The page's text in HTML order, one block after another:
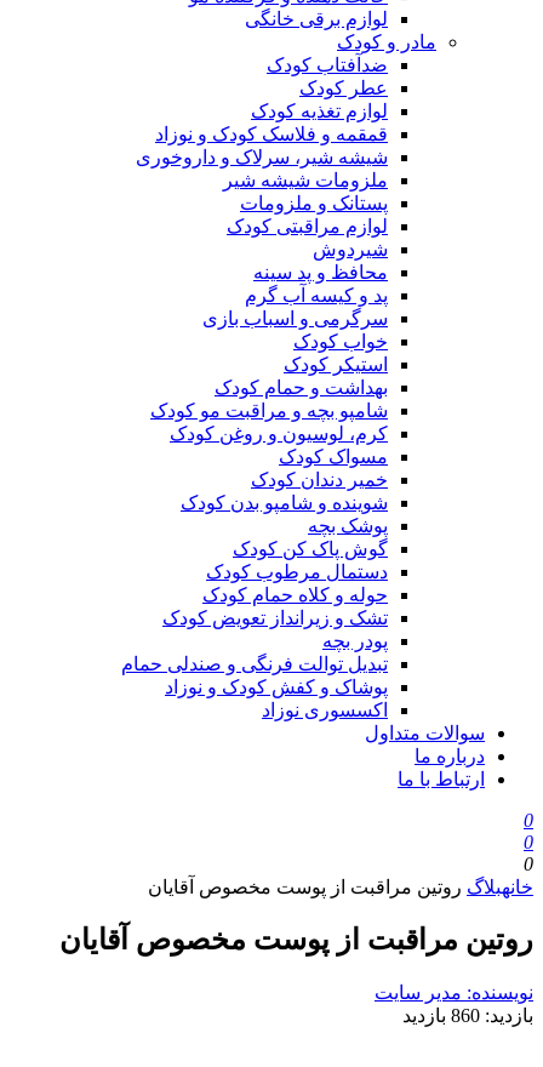
لوازم برقی خانگی
مادر و کودک
ضدآفتاب کودک
عطر کودک
لوازم تغذیه کودک
قمقمه و فلاسک کودک و نوزاد
شیشه شیر، سرلاک و داروخوری
ملزومات شیشه شیر
پستانک و ملزومات
لوازم مراقبتی کودک
شیردوش
محافظ و پد سینه
پد و کیسه آب گرم
سرگرمی و اسباب بازی
خواب کودک
استیکر کودک
بهداشت و حمام کودک
شامپو بچه و مراقبت مو کودک
کرم، لوسیون و روغن کودک
مسواک کودک
خمیر دندان کودک
شوینده و شامپو بدن کودک
پوشک بچه
گوش پاک کن کودک
دستمال مرطوب کودک
حوله و کلاه حمام کودک
تشک و زیرانداز تعویض کودک
پودر بچه
تبدیل توالت فرنگی و صندلی حمام
پوشاک و کفش کودک و نوزاد
اکسسوری نوزاد
سوالات متداول
درباره ما
ارتباط با ما
0
0
0
خانهبلاگ روتین مراقبت از پوست مخصوص آقایان
روتین مراقبت از پوست مخصوص آقایان
نویسنده: مدیر سایت
بازدید: 860 بازدید